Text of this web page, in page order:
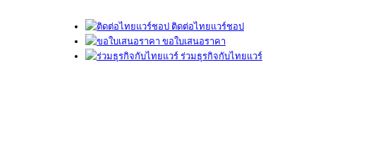
ติดต่อไทยแวร์ชอป
ขอใบเสนอราคา
ร่วมธุรกิจกับไทยแวร์